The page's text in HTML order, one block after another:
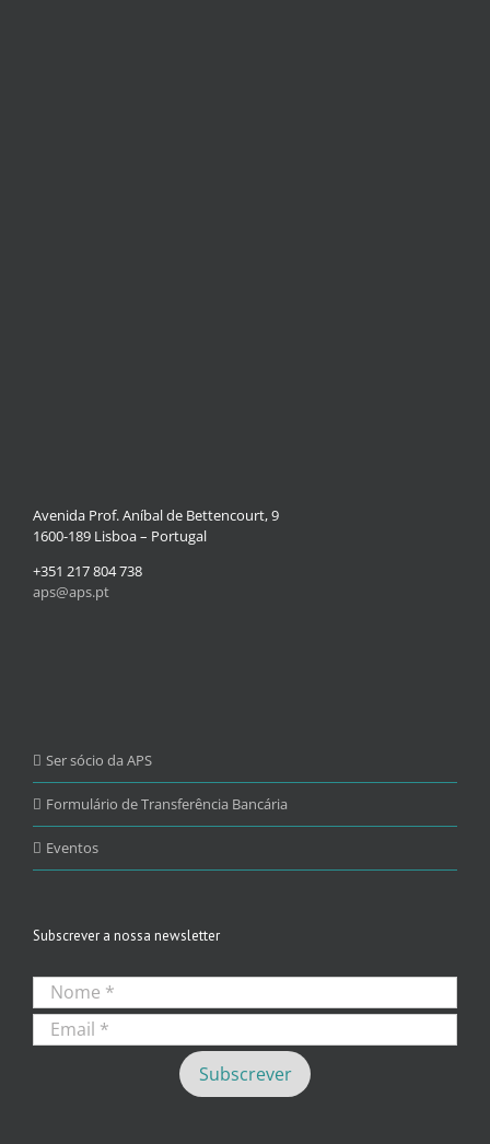
Avenida Prof. Aníbal de Bettencourt, 9
1600-189 Lisboa – Portugal
+351 217 804 738
aps@aps.pt
Ser sócio da APS
Formulário de Transferência Bancária
Eventos
Subscrever a nossa newsletter